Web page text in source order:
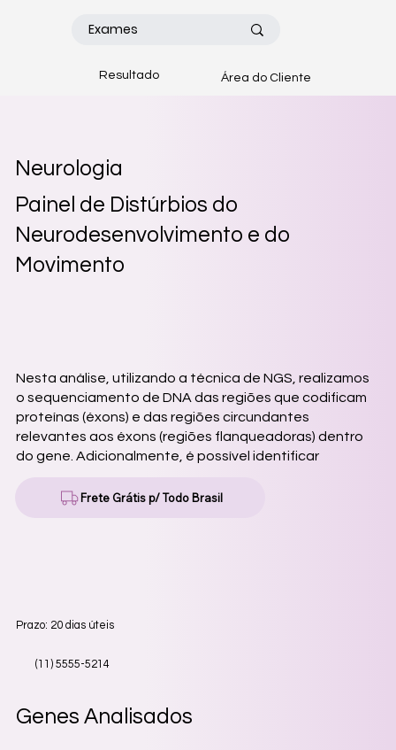
Área do Cliente
Resultado
Neurologia
Painel de Distúrbios do
Neurodesenvolvimento e do
Movimento
Nesta análise, utilizando a técnica de NGS, realizamos
o sequenciamento de DNA das regiões que codificam
proteínas (éxons) e das regiões circundantes
relevantes aos éxons (regiões flanqueadoras) dentro
do gene. Adicionalmente, é possível identificar
principais associados aos Distúrbios do
Genes Analisados
Frete Grátis p/ Todo Brasil
Prazo: 20 dias úteis
(11) 5555-5214